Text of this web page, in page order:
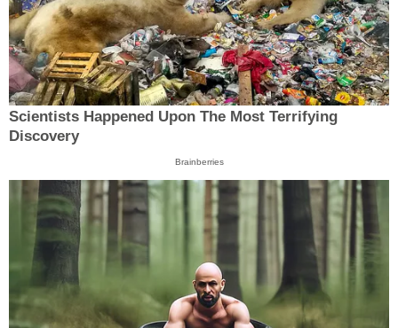
Scientists Happened Upon The Most Terrifying
Discovery
Brainberries